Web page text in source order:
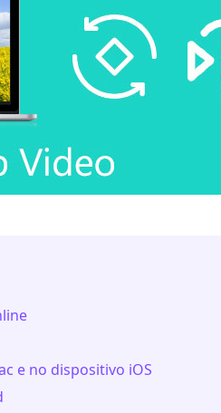
e no dispositivo iOS